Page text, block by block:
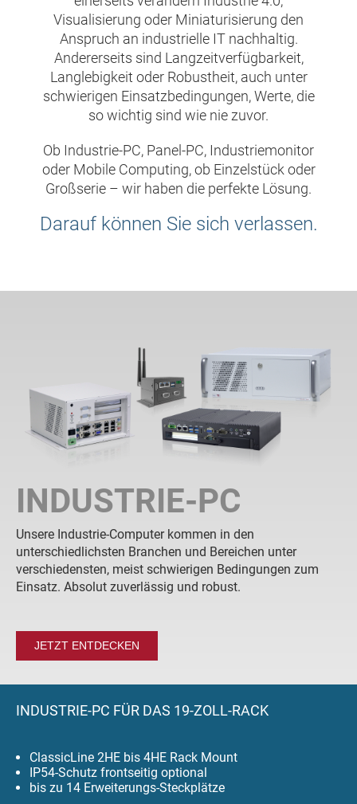
Visualisierung oder Miniaturisierung den
Anspruch an industrielle IT nachhaltig.
Andererseits sind Langzeitverfügbarkeit,
Langlebigkeit oder Robustheit, auch unter
schwierigen Einsatzbedingungen, Werte, die
so wichtig sind wie nie zuvor.
Ob Industrie-PC, Panel-PC, Industriemonitor
oder Mobile Computing, ob Einzelstück oder
Großserie – wir haben die perfekte Lösung.
Darauf können Sie sich verlassen.
INDUSTRIE-PC
Unsere Industrie-Computer kommen in den
unterschiedlichsten Branchen und Bereichen unter
verschiedensten, meist schwierigen Bedingungen zum
Einsatz. Absolut zuverlässig und robust.
JETZT ENTDECKEN
INDUSTRIE-PC FÜR DAS 19-ZOLL-RACK
ClassicLine 2HE bis 4HE Rack Mount
IP54-Schutz frontseitig optional
bis zu 14 Erweiterungs-Steckplätze